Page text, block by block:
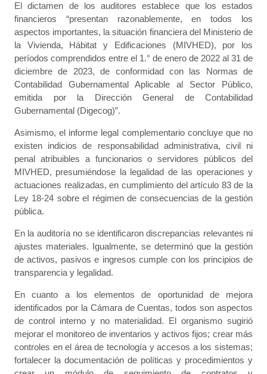
El dictamen de los auditores establece que los estados
financieros “presentan razonablemente, en todos los
aspectos importantes, la situación financiera del Ministerio de
la Vivienda, Hábitat y Edificaciones (MIVHED), por los
períodos comprendidos entre el 1.° de enero de 2022 al 31 de
diciembre de 2023, de conformidad con las Normas de
Contabilidad Gubernamental Aplicable al Sector Público,
emitida por la Dirección General de Contabilidad
Gubernamental (Digecog)”.
Asimismo, el informe legal complementario concluye que no
existen indicios de responsabilidad administrativa, civil ni
penal atribuibles a funcionarios o servidores públicos del
MIVHED, presumiéndose la legalidad de las operaciones y
actuaciones realizadas, en cumplimiento del artículo 83 de la
Ley 18-24 sobre el régimen de consecuencias de la gestión
pública.
En la auditoría no se identificaron discrepancias relevantes ni
ajustes materiales. Igualmente, se determinó que la gestión
de activos, pasivos e ingresos cumple con los principios de
transparencia y legalidad.
En cuanto a los elementos de oportunidad de mejora
identificados por la Cámara de Cuentas, todos son aspectos
de control interno y no materialidad. El organismo sugirió
mejorar el monitoreo de inventarios y activos fijos; crear más
controles en el área de tecnología y accesos a los sistemas;
fortalecer la documentación de políticas y procedimientos y